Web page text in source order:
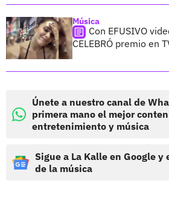
Música
Con EFUSIVO
CELEBRÓ premio en
Únete a nuestro canal de
primera mano el mejor
entretenimiento y música
Sigue a La Kalle en Google
de la música